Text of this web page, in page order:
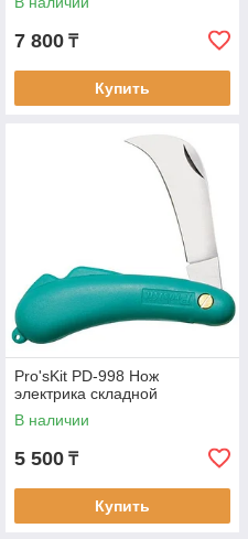
7 800 ₸
Купить
Pro'sKit PD-998 Нож
электрика складной
В наличии
5 500 ₸
Купить